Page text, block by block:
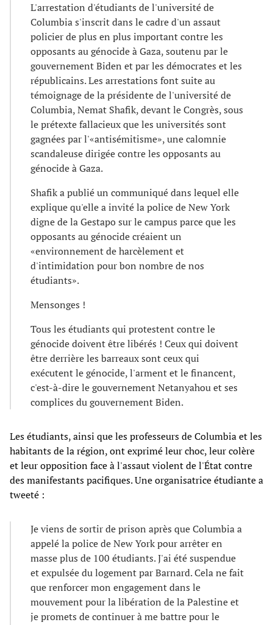
L'arrestation d'étudiants de l'université de
Columbia s'inscrit dans le cadre d'un assaut
policier de plus en plus important contre les
opposants au génocide à Gaza, soutenu par le
gouvernement Biden et par les démocrates et les
républicains. Les arrestations font suite au
témoignage de la présidente de l'université de
Columbia, Nemat Shafik, devant le Congrès, sous
le prétexte fallacieux que les universités sont
gagnées par l'«antisémitisme», une calomnie
scandaleuse dirigée contre les opposants au
génocide à Gaza.
Shafik a publié un communiqué dans lequel elle
explique qu'elle a invité la police de New York
digne de la Gestapo sur le campus parce que les
opposants au génocide créaient un
«environnement de harcèlement et
d'intimidation pour bon nombre de nos
étudiants».
Mensonges !
Tous les étudiants qui protestent contre le
génocide doivent être libérés ! Ceux qui doivent
être derrière les barreaux sont ceux qui
exécutent le génocide, l'arment et le financent,
c'est-à-dire le gouvernement Netanyahou et ses
complices du gouvernement Biden.
Les étudiants, ainsi que les professeurs de Columbia et les
habitants de la région, ont exprimé leur choc, leur colère
et leur opposition face à l'assaut violent de l'État contre
des manifestants pacifiques. Une organisatrice étudiante a
tweeté :
Je viens de sortir de prison après que Columbia a
appelé la police de New York pour arrêter en
masse plus de 100 étudiants. J'ai été suspendue
et expulsée du logement par Barnard. Cela ne fait
que renforcer mon engagement dans le
mouvement pour la libération de la Palestine et
je promets de continuer à me battre pour le